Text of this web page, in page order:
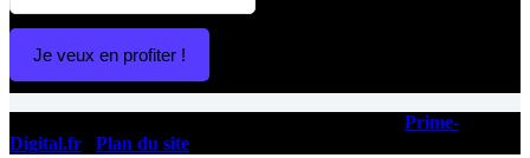
Je veux en profiter !
Prime-
Digital.fr
Plan du site